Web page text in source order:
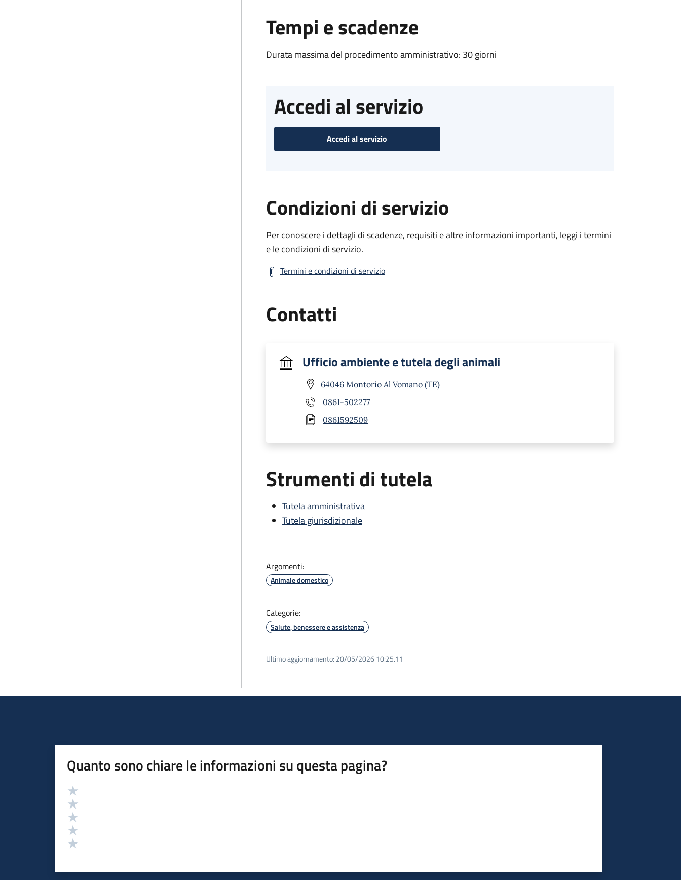
Tempi e scadenze
Durata massima del procedimento amministrativo: 30 giorni
Accedi al servizio
Accedi al servizio
Condizioni di servizio
Per conoscere i dettagli di scadenze, requisiti e altre informazioni importanti, leggi i termini
e le condizioni di servizio.
Termini e condizioni di servizio
Contatti
Ufficio ambiente e tutela degli animali
64046 Montorio Al Vomano (TE)
0861-502277
0861592509
Strumenti di tutela
Tutela amministrativa
Tutela giurisdizionale
Argomenti:
Animale domestico
Categorie:
Salute, benessere e assistenza
Ultimo aggiornamento: 20/05/2026 10:25.11
Quanto sono chiare le informazioni su questa pagina?
Valutazione